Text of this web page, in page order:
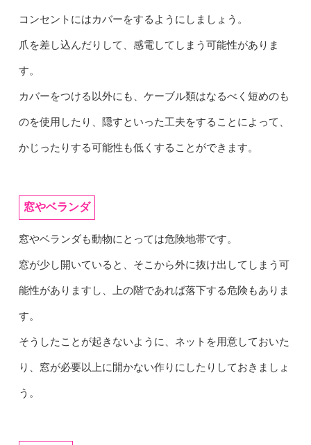
コンセントにはカバーをするようにしましょう。
爪を差し込んだりして、感電してしまう可能性がありま
す。
カバーをつける以外にも、ケーブル類はなるべく短めのも
のを使用したり、隠すといった工夫をすることによって、
かじったりする可能性も低くすることができます。
窓やベランダ
窓やベランダも動物にとっては危険地帯です。
窓が少し開いていると、そこから外に抜け出してしまう可
能性がありますし、上の階であれば落下する危険もありま
す。
そうしたことが起きないように、ネットを用意しておいた
り、窓が必要以上に開かない作りにしたりしておきましょ
う。